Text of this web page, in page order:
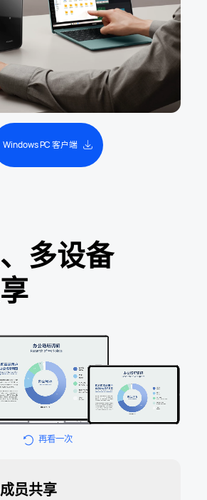
Windows PC 客户端
多设备
再看一次
员共享